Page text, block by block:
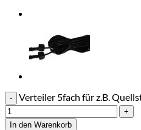
Verteiler 5fach für z.B.
In den Warenkorb